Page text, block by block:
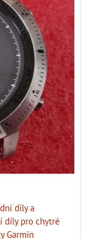
díly a
díly pro chytré
Garmin